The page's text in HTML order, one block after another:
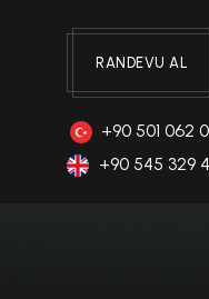
RANDEVU AL
+90 501 062
+90 545 329